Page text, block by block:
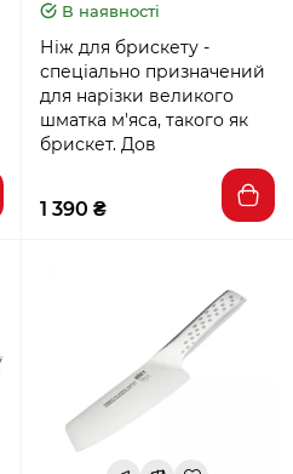
В наявності
Ніж для брискету -
спеціально призначений
для нарізки великого
шматка м'яса, такого як
брискет. Дов
1 390 ₴